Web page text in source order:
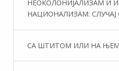
НЕОКОЛОНИЈАЛИЗАМ И
НАЦИОНАЛИЗАМ: СЛУЧАЈ
СА ШТИТОМ ИЛИ НА